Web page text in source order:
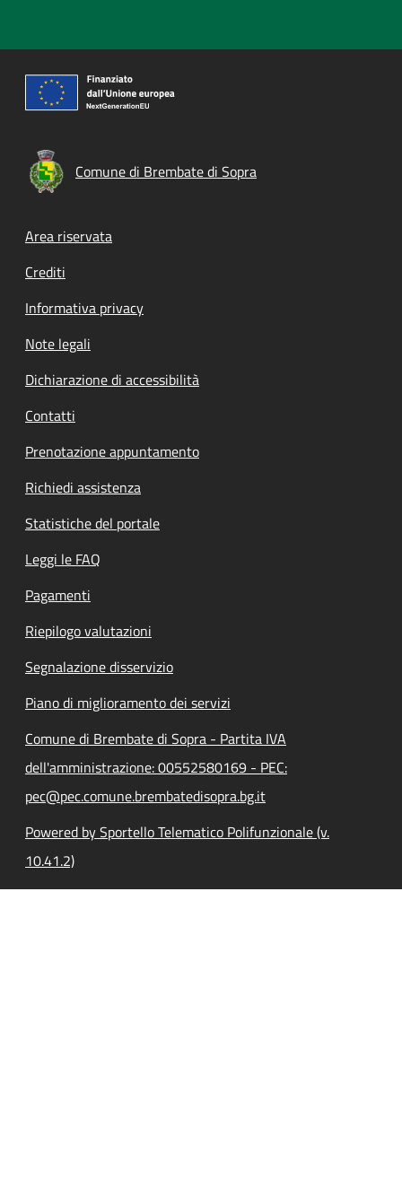
Comune di Brembate di Sopra
Footer menu
Area riservata
Crediti
Informativa privacy
Note legali
Dichiarazione di accessibilità
Contatti
Prenotazione appuntamento
Richiedi assistenza
Statistiche del portale
Leggi le FAQ
Pagamenti
Riepilogo valutazioni
Segnalazione disservizio
Piano di miglioramento dei servizi
Comune di Brembate di Sopra - Partita IVA
dell'amministrazione: 00552580169 - PEC:
pec@pec.comune.brembatedisopra.bg.it
Powered by Sportello Telematico Polifunzionale (v.
10.41.2)